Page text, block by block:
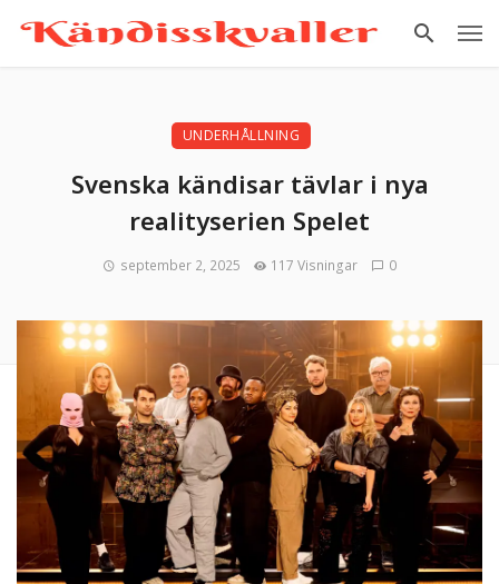
UNDERHÅLLNING
Svenska kändisar tävlar i nya
realityserien Spelet
september 2, 2025 117 Visningar 0